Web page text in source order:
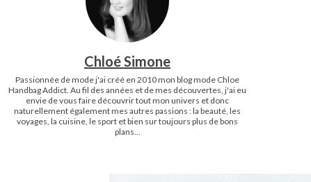
Chloé Simone
Passionnée de mode j'ai créé en 2010 mon blog mode Chloe
Handbag Addict. Au fil des années et de mes découvertes, j'ai eu
envie de vous faire découvrir tout mon univers et donc
naturellement également mes autres passions : la beauté, les
voyages, la cuisine, le sport et bien sur toujours plus de bons
plans...